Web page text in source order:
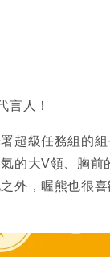
言人！
超級任務組的
的大V領、胸
外，喔熊也很